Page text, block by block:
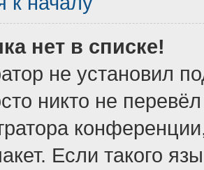
нет в списке!
не установил
никто не
Если такого